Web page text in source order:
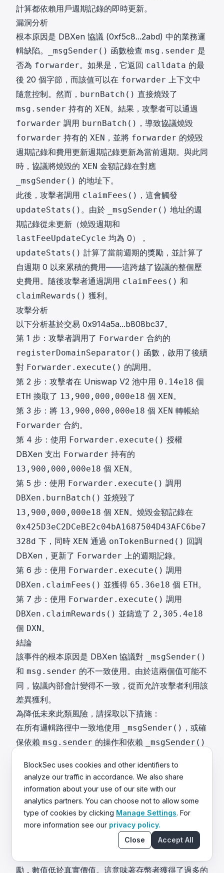
計算都依賴用戶週期記錄的即時更新。
漏洞分析
根本原因是 DBXen 協議 (0xf5c8...2abd) 中的業務邏
輯缺陷。
_msgSender() 函數檢查 msg.sender 是
否為 forwarder。如果是，它返回 calldata 的最
後 20 個字節，而該值可以在 forwarder 上下文中
隨意控制。然而， burnBatch() 直接燒毀了
msg.sender 持有的 XEN。結果，攻擊者可以通過
forwarder 調用 burnBatch() ，導致協議燒毀
forwarder 持有的 XEN ，並將 forwarder 的燒毀
週期記錄和費用更新週期記錄更新為當前週期。與此同
時，協議將燒毀的 XEN 金額記錄在對應
_msgSender() 的地址下。
此後，攻擊者調用 claimFees() ，這會觸發
updateStats() 。由於 _msgSender() 地址的週
期記錄從未更新（燒毀週期和
lastFeeUpdateCycle 均為 0），
updateStats() 計算了當前週期的獎勵，並計算了
自週期 0 以來累積的費用——這跨越了協議的整個歷
史費用。隨後攻擊者通過調用 claimFees() 和
claimRewards() 獲利。
攻擊分析
以下分析基於交易 0x914a5a...b808bc37。
第 1 步：攻擊者調用了 Forwarder 合約的
registerDomainSeparator() 函數，啟用了後續
對 Forwarder.execute() 的調用。
第 2 步：攻擊者在 Uniswap V2 池中用 0.14e18 個
ETH 換取了 13,900,000,000e18 個 XEN。
第 3 步：將 13,900,000,000e18 個 XEN 轉帳給
Forwarder 合約。
第 4 步：使用 Forwarder.execute() 授權
DBXen 支出 Forwarder 持有的
13,900,000,000e18 個 XEN。
第 5 步：使用 Forwarder.execute() 調用
DBXen.burnBatch() 並燒毀了
13,900,000,000e18 個 XEN。燒毀金額記錄在
0x425D3eC2DCeBE2c04bA1687504D43AFC6be7
328d 下，同時 XEN 通過 onTokenBurned() 回調
DBXen，更新了 Forwarder 上的週期記錄。
第 6 步：使用 Forwarder.execute() 調用
DBXen.claimFees() 並獲得 65.36e18 個 ETH。
第 7 步：使用 Forwarder.execute() 調用
DBXen.claimRewards() 並鑄造了 2,305.4e18
個 DXN。
結論
該事件的根本原因是 DBXen 協議對
_msgSender()
和 msg.sender 的不一致使用。由於這兩個值可能不
同，協議內部會計變得不一致，從而允許攻擊者利用該
差異獲利。
為降低未來此類風險，請採取以下措施：
在所有邏輯路徑中一致地使用
_msgSender() ，或確
保依賴 msg.sender 的操作和依賴 _msgSender()
事件簡報
2026 年 3 月 15 日，BNB Chain 上的收益耕作協議
Goose Finance 遭到攻擊，損失約 8 千美元。根本原
因是StrategyGooseEgg中的份額定價順序缺陷：
在將已收穫獎勵結算進會計系統之前就鑄
勵，數值低於真實價值。這意味著存幣者獲得了過多的
BlockSec uses cookies and other identifiers to
analyze our traffic in accordance. We also share
information about your use of our site with our
analytics partners. You can choose not to allow some
type of cookies by clicking Manage Settings. For
more information see our privacy policy.
Close
Accept All